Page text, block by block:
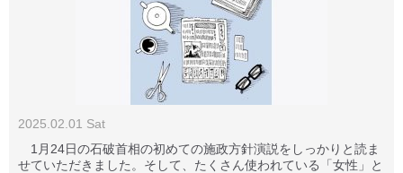
2025.02.01 Sat
1月24日の石破首相の初めての施政方針演説をしっかりと読ま
せていただきました。そして、たくさん使われている「女性」と